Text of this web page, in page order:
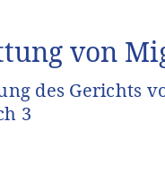
von
des Gerichts
3